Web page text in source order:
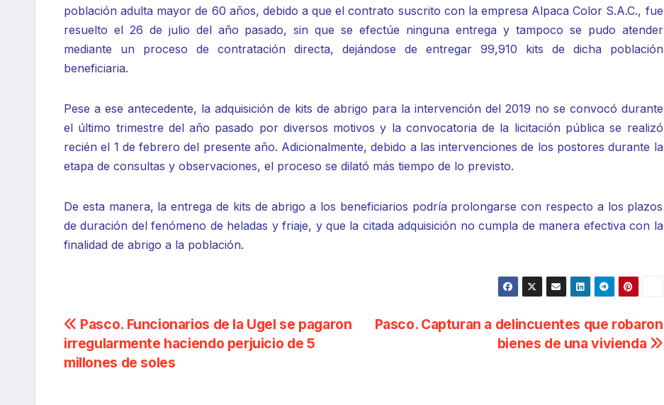
población adulta mayor de 60 años, debido a que el contrato suscrito con la empresa Alpaca Color S.A.C., fue
resuelto el 26 de julio del año pasado, sin que se efectúe ninguna entrega y tampoco se pudo atender
mediante un proceso de contratación directa, dejándose de entregar 99,910 kits de dicha población
beneficiaria.
Pese a ese antecedente, la adquisición de kits de abrigo para la intervención del 2019 no se convocó durante
el último trimestre del año pasado por diversos motivos y la convocatoria de la licitación pública se realizó
recién el 1 de febrero del presente año. Adicionalmente, debido a las intervenciones de los postores durante la
etapa de consultas y observaciones, el proceso se dilató más tiempo de lo previsto.
De esta manera, la entrega de kits de abrigo a los beneficiarios podría prolongarse con respecto a los plazos
de duración del fenómeno de heladas y friaje, y que la citada adquisición no cumpla de manera efectiva con la
finalidad de abrigo a la población.
Navegación
de
Pasco. Capturan a delincuentes que robaron
bienes de una vivienda
Pasco. Funcionarios de la Ugel se pagaron
irregularmente haciendo perjuicio de 5
millones de soles